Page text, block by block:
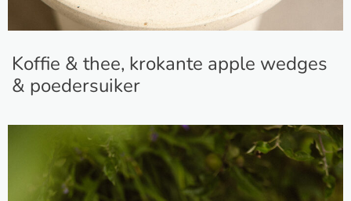
Koffie & thee, krokante apple wedges
& poedersuiker